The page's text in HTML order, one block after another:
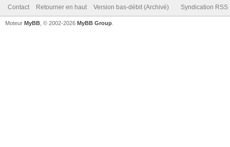
Contact Retourner en haut Version bas-débit (Archivé) Syndication RSS
Moteur MyBB , © 2002-2026 MyBB Group